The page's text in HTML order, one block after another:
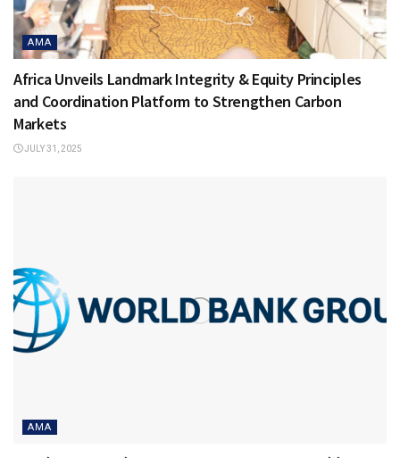
AMA
Africa Unveils Landmark Integrity & Equity Principles
and Coordination Platform to Strengthen Carbon
Markets
JULY 31, 2025
AMA